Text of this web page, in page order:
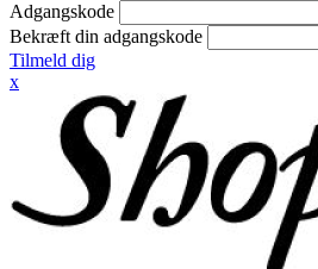
Adgangskode
Bekræft din adgangskode
Tilmeld dig
x